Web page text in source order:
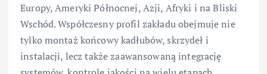
Europy, Ameryki Północnej, Azji, Afryki i na Bliski
Wschód. Współczesny profil zakładu obejmuje nie
tylko montaż końcowy kadłubów, skrzydeł i
instalacji, lecz także zaawansowaną integrację